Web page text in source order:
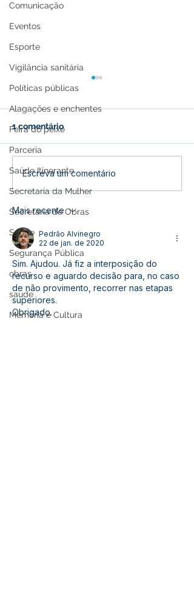
Comunicação
Eventos
Esporte
Vigilância sanitária
Políticas públicas
Alagações e enchentes
Feira do peixe
Parceria
Saúde Itinerante
Secretaria da Mulher
Secretaria de Obras
Saúde
Segurança Pública
obras
saude
Memória e Cultura
Prefeitura de Feijó leva
atendimento médico
isoladas do Rio Paranã
1 comentário
Escreva um comentário
Mais recente
Pedrão Alvinegro
22 de jan. de 2020
Sim. Ajudou. Já fiz a interposição do
recurso e aguardo decisão para, no caso
de não provimento, recorrer nas etapas
superiores.
Obrigado.